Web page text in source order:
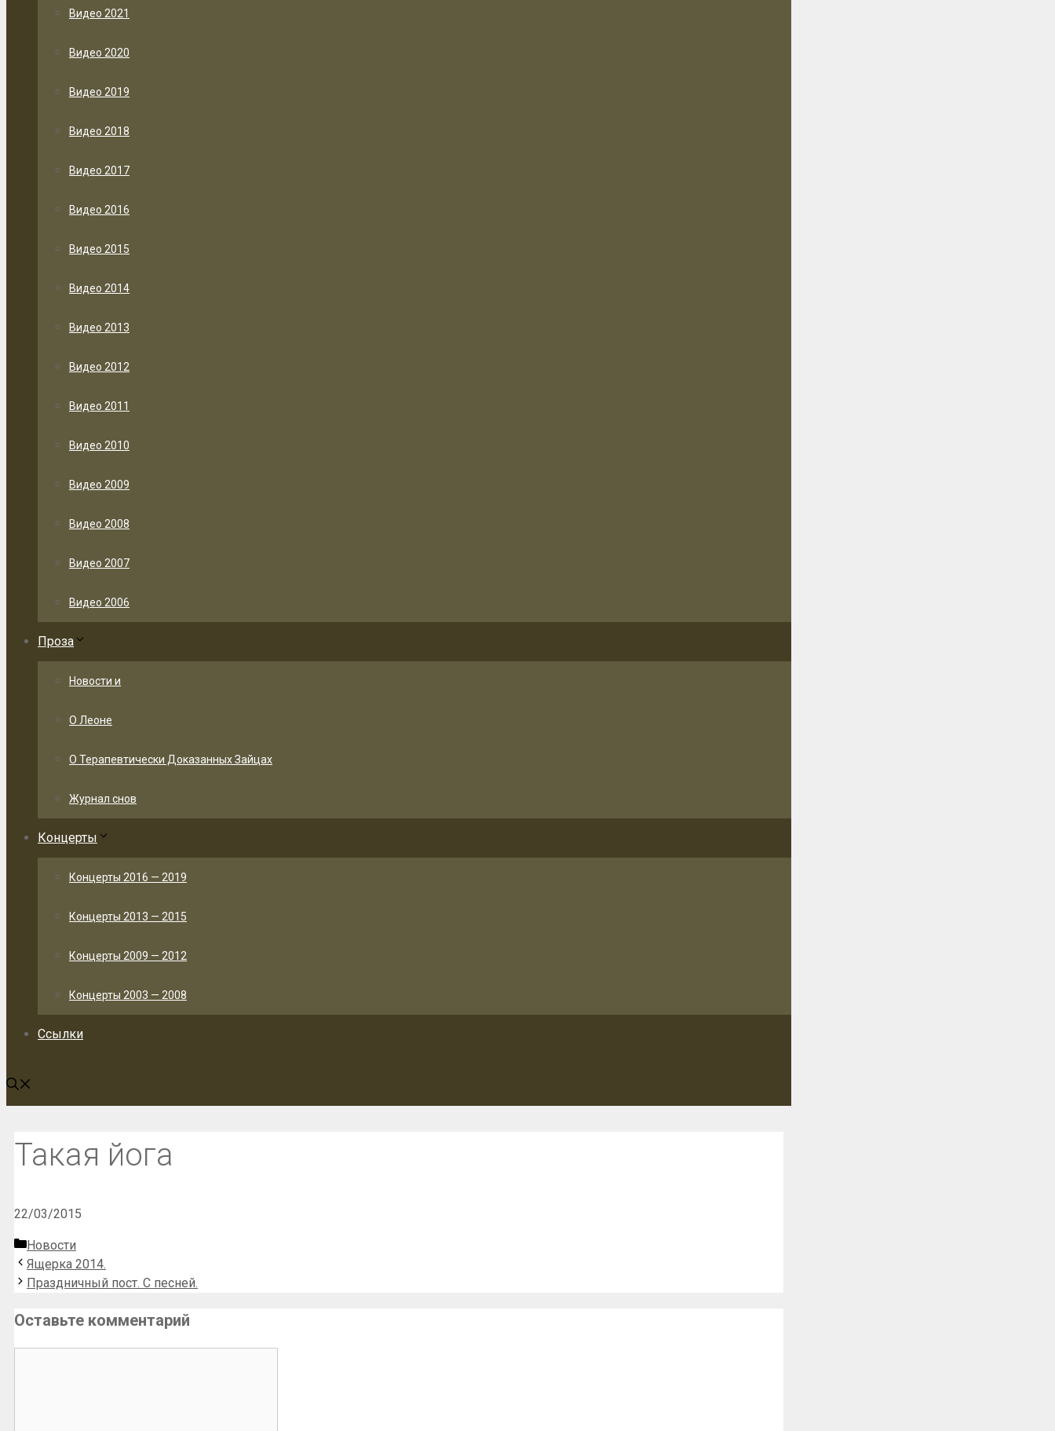
Видео 2021
Видео 2020
Видео 2019
Видео 2018
Видео 2017
Видео 2016
Видео 2015
Видео 2014
Видео 2013
Видео 2012
Видео 2011
Видео 2010
Видео 2009
Видео 2008
Видео 2007
Видео 2006
Проза
Новости и
О Леоне
О Терапевтически Доказанных Зайцах
Журнал снов
Концерты
Концерты 2016 — 2019
Концерты 2013 — 2015
Концерты 2009 — 2012
Концерты 2003 — 2008
Ссылки
Такая йога
22/03/2015
Рубрики
Новости
Ящерка 2014.
Праздничный пост. С песней.
Оставьте комментарий